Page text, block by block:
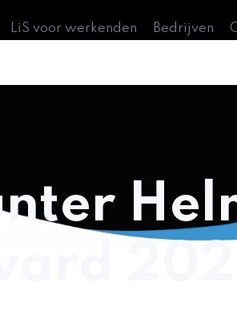
LiS voor werkenden Bedrijven